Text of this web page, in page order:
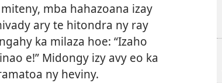
mba hahazoana izay
ary te hitondra ny ray
ka milaza hoe: “Izaho
e!” Midongy izy avy eo ka
ny heviny.